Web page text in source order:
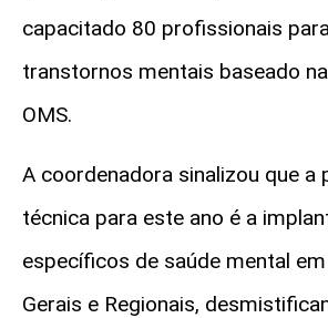
capacitado 80 profissionais
transtornos mentais baseado
OMS.
A coordenadora sinalizou que a
técnica para este ano é a
específicos de saúde mental
Gerais e Regionais,